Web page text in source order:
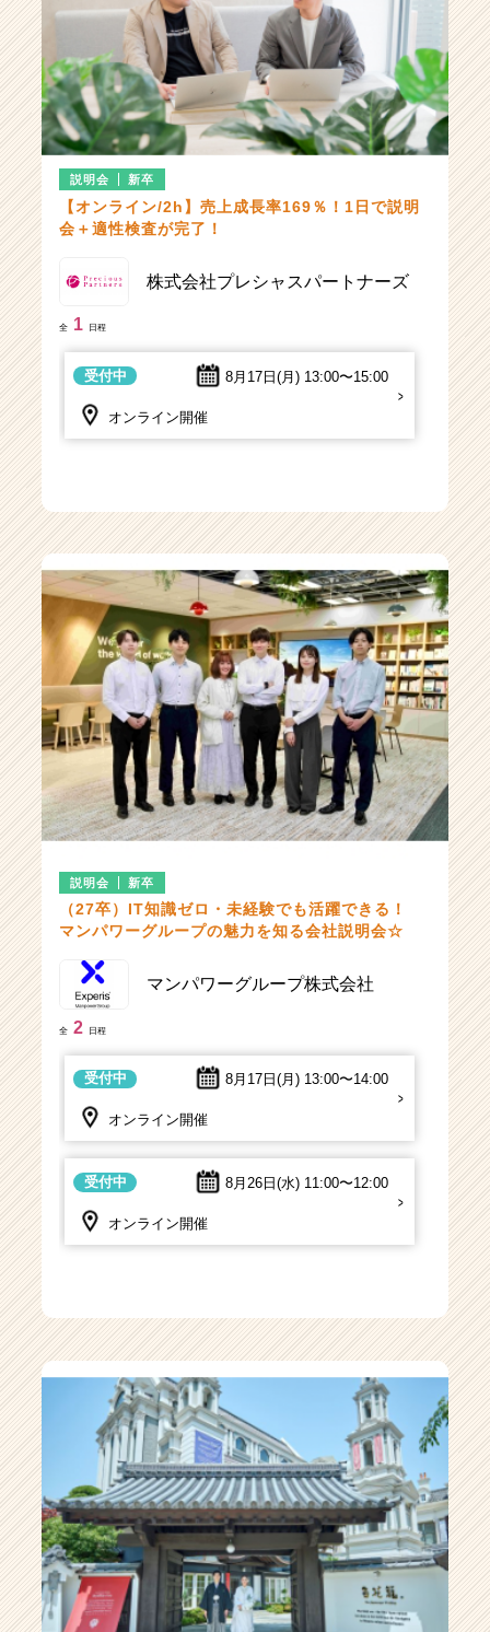
説明会 新卒
【オンライン/2h】売上成長率169％！1日で説明
会＋適性検査が完了！
株式会社プレシャスパートナーズ
全 1 日程
8月17日(月) 13:00〜15:00
受付中
オンライン開催
説明会 新卒
（27卒）IT知識ゼロ・未経験でも活躍できる！
マンパワーグループの魅力を知る会社説明会☆
マンパワーグループ株式会社
全 2 日程
8月17日(月) 13:00〜14:00
受付中
オンライン開催
8月26日(水) 11:00〜12:00
受付中
オンライン開催